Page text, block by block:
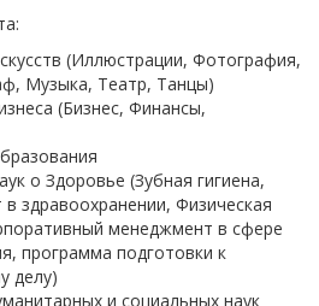
(Иллюстрации, Фотография,
Музыка, Театр, Танцы)
(Бизнес, Финансы,
о Здоровье (Зубная гигиена,
здравоохранении, Физическая
менеджмент в сфере
программа подготовки к
делу)
и социальных наук